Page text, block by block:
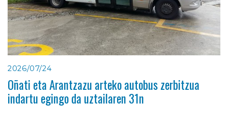
2026/07/24
Oñati eta Arantzazu arteko autobus zerbitzua
indartu egingo da uztailaren 31n